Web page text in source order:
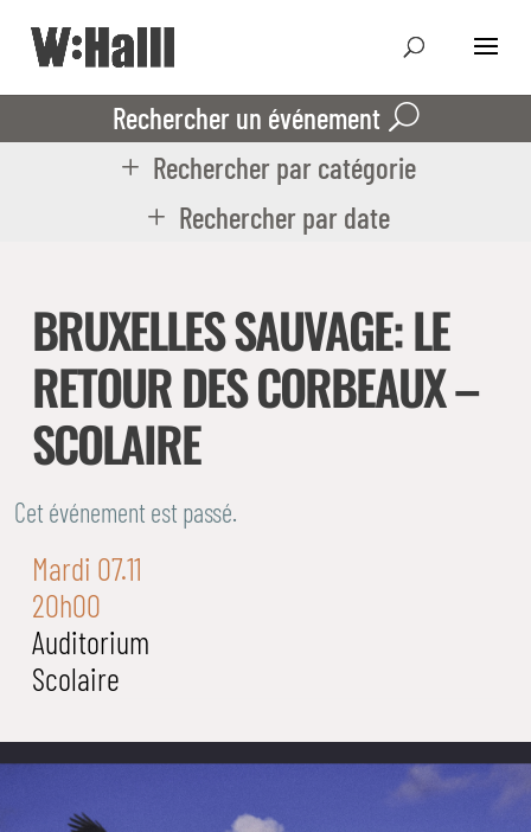
Rechercher un événement
Rechercher par catégorie
Rechercher par date
BRUXELLES SAUVAGE: LE
RETOUR DES CORBEAUX –
SCOLAIRE
Cet événement est passé.
Mardi 07.11
20h00
Auditorium
Scolaire